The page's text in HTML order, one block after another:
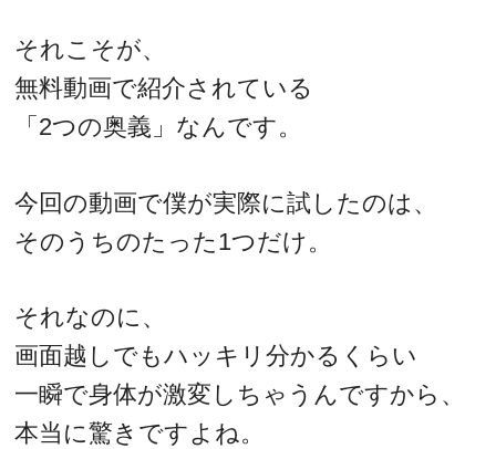
それこそが、
無料動画で紹介されている
「2つの奥義」なんです。
今回の動画で僕が実際に試したのは、
そのうちのたった1つだけ。
それなのに、
画面越しでもハッキリ分かるくらい
一瞬で身体が激変しちゃうんですから、
本当に驚きですよね。